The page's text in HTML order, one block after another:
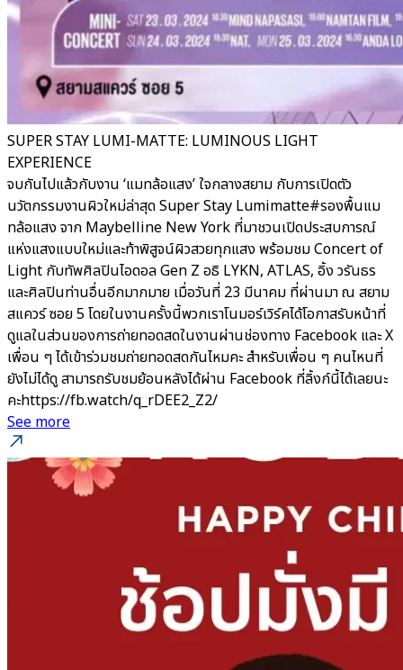
SUPER STAY LUMI-MATTE: LUMINOUS LIGHT
EXPERIENCE
จบกันไปแล้วกับงาน ‘แมทล้อแสง’ ใจกลางสยาม กับการเปิดตัว
นวัตกรรมงานผิวใหม่ล่าสุด Super Stay Lumimatte#รองพื้นแม
ทล้อแสง จาก Maybelline New York ที่มาชวนเปิดประสบการณ์
แห่งแสงแบบใหม่และท้าพิสูจน์ผิวสวยทุกแสง พร้อมชม Concert of
Light กับทัพศิลปินไอดอล Gen Z อธิ LYKN, ATLAS, อิ้ง วรันธร
และศิลปินท่านอื่นอีกมากมาย เมื่อวันที่ 23 มีนาคม ที่ผ่านมา ณ สยาม
สแควร์ ซอย 5 โดยในงานครั้งนี้พวกเราโนมอร์เวิร์คได้โอกาสรับหน้าที่
ดูแลในส่วนของการถ่ายทอดสดในงานผ่านช่องทาง Facebook และ X
เพื่อน ๆ ได้เข้าร่วมชมถ่ายทอดสดกันไหมคะ สำหรับเพื่อน ๆ คนไหนที่
ยังไม่ได้ดู สามารถรับชมย้อนหลังได้ผ่าน Facebook ที่ลิ้งก์นี้ได้เลยนะ
คะhttps://fb.watch/q_rDEE2_Z2/
See more